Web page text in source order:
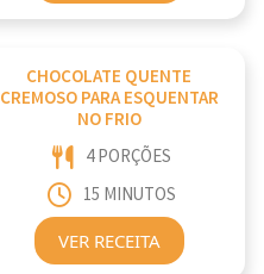
CHOCOLATE QUENTE
CREMOSO PARA ESQUENTAR
NO FRIO
4 PORÇÕES
15 MINUTOS
VER RECEITA